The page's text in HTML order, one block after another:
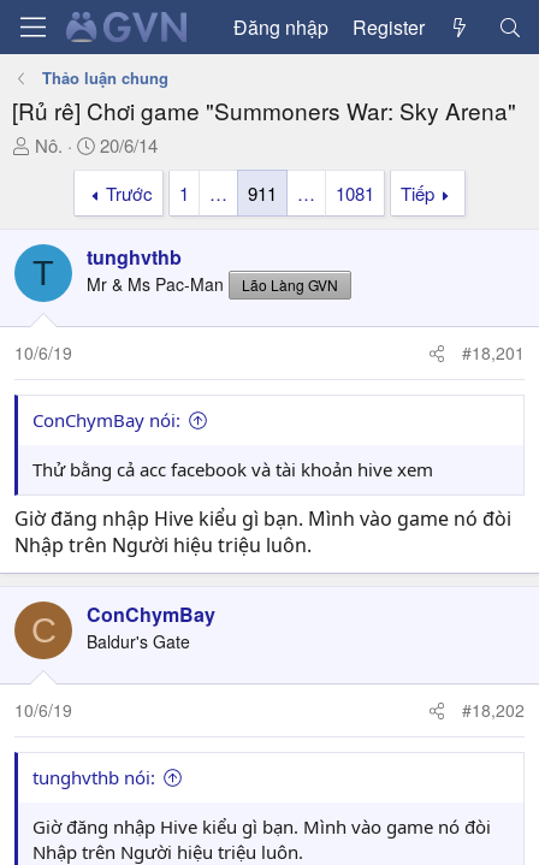
Đăng nhập Register
Thảo luận chung
[Rủ rê] Chơi game "Summoners War: Sky Arena"
T
a
d
s
t
a
t
e
Nô.
N
g
à
y
ử
i
20/6/14
Trước
1 … 911 … 1081 Tiếp
T tunghvthb
Mr & Ms Pac-Man Lão Làng GVN
10/6/19 #18,201
ConChymBay nói:
Thử bằng cả acc facebook và tài khoản hive xem
Giờ đăng nhập Hive kiểu gì bạn. Mình vào game nó đòi
Nhập trên Người hiệu triệu luôn.
C ConChymBay
Baldur's Gate
10/6/19 #18,202
tunghvthb nói:
Giờ đăng nhập Hive kiểu gì bạn. Mình vào game nó đòi
Nhập trên Người hiệu triệu luôn.